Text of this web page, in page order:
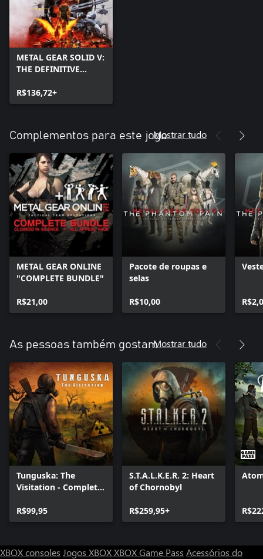
METAL GEAR SOLID V:
THE DEFINITIVE
R$136,72+
Complementos para este jogoMostrar tudo
METAL GEAR ONLINE
"COMPLETE BUNDLE"
R$21,00
Pacote de roupas e
selas
R$10,00
As pessoas também gostamMostrar tudo
Tunguska: The
Visitation - Complete
R$99,95
S.T.A.L.K.E.R. 2: Heart
of Chornobyl
R$259,95+
XBOX consoles Jogos XBOXXBOX Game Pass Acessórios do